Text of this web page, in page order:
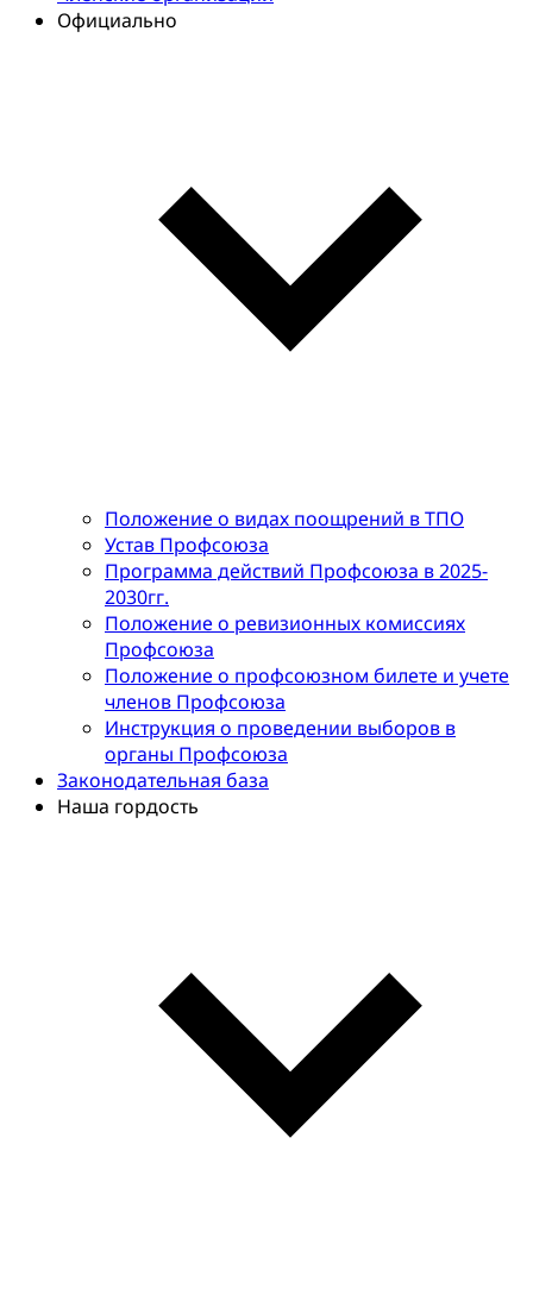
Официально
Положение о видах поощрений в ТПО
Устав Профсоюза
Программа действий Профсоюза в 2025-
2030гг.
Положение о ревизионных комиссиях
Профсоюза
Положение о профсоюзном билете и учете
членов Профсоюза
Инструкция о проведении выборов в
органы Профсоюза
Законодательная база
Наша гордость